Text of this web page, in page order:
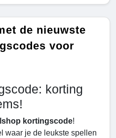
de nieuwste
voor
korting
kortingscode!
waar je de leukste spellen